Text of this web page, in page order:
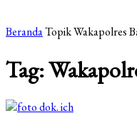
BerandaTopikWakapolres
Tag: